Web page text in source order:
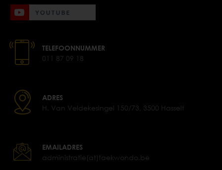
TELEFOONNUMMER
011 87 09 18
ADRES
H. Van Veldekesingel 150/73, 3500 Hasselt
EMAILADRES
administratie(at)taekwondo.be